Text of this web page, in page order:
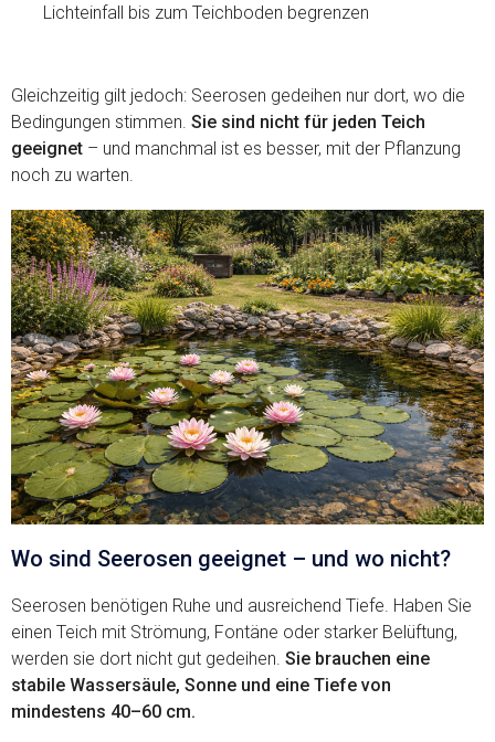
Lichteinfall bis zum Teichboden begrenzen
Gleichzeitig gilt jedoch: Seerosen gedeihen nur dort, wo die
Bedingungen stimmen. Sie sind nicht für jeden Teich
geeignet – und manchmal ist es besser, mit der Pflanzung
noch zu warten.
Wo sind Seerosen geeignet – und wo nicht?
Seerosen benötigen Ruhe und ausreichend Tiefe. Haben Sie
einen Teich mit Strömung, Fontäne oder starker Belüftung,
werden sie dort nicht gut gedeihen. Sie brauchen eine
stabile Wassersäule, Sonne und eine Tiefe von
mindestens 40–60 cm.